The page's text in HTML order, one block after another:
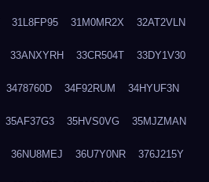
31L8FP95 31M0MR2X 32AT2VLN
33ANXYRH 33CR504T 33DY1V30
3478760D 34F92RUM 34HYUF3N
35AF37G3 35HVS0VG 35MJZMAN
36NU8MEJ 36U7Y0NR 376J215Y